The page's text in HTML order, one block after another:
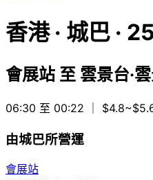
香港· 城巴 ·
會展站 至 雲景台·
06:30 至 00:22 ｜
由城巴所營運
會展站